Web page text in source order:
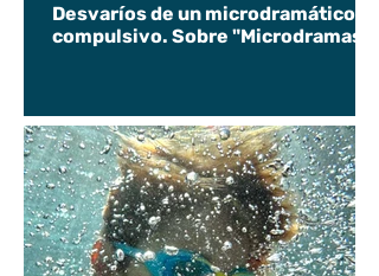
Desvaríos de un microdramático
compulsivo. Sobre "Microdramas".